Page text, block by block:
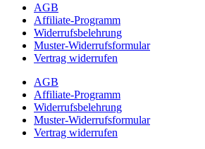
AGB
Affiliate-Programm
Widerrufsbelehrung
Muster-Widerrufsformular
Vertrag widerrufen
AGB
Affiliate-Programm
Widerrufsbelehrung
Muster-Widerrufsformular
Vertrag widerrufen